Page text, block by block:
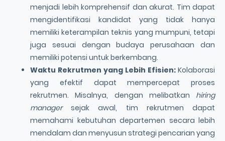
menjadi lebih komprehensif dan akurat. Tim dapat
mengidentifikasi kandidat yang tidak hanya
memiliki keterampilan teknis yang mumpuni, tetapi
juga sesuai dengan budaya perusahaan dan
memiliki potensi untuk berkembang.
Waktu Rekrutmen yang Lebih Efisien: Kolaborasi
yang efektif dapat mempercepat proses
rekrutmen. Misalnya, dengan melibatkan hiring
managersejak awal, tim rekrutmen dapat
memahami kebutuhan departemen secara lebih
mendalam dan menyusun strategi pencarian yang